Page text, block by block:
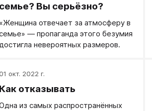
семье? Вы серьёзно?
«Женщина отвечает за атмосферу в
— пропаганда этого безумия
невероятных размеров.
01 окт. 2022 г.
Как отказывать
из самых распространённых